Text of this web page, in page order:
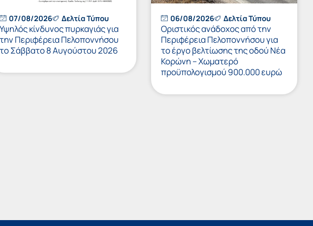
07/08/2026 Δελτία Τύπου
Υψηλός κίνδυνος πυρκαγιάς για
την Περιφέρεια Πελοποννήσου
το Σάββατο 8 Αυγούστου 2026
06/08/2026 Δελτία Τύπου
Οριστικός ανάδοχος από την
Περιφέρεια Πελοποννήσου για
το έργο βελτίωσης της οδού Νέα
Κορώνη – Χωματερό
προϋπολογισμού 900.000 ευρώ